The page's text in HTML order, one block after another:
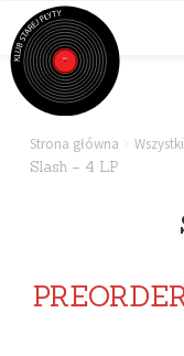
Strona główna
Slash – 4 LP